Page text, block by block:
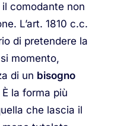
comodante non
L’art. 1810 c.c.
di pretendere la
momento,
di un bisogno
È la forma più
che lascia il